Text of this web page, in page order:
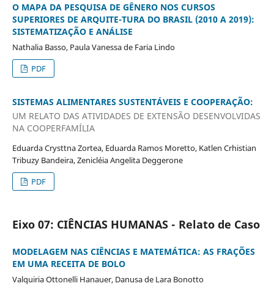
O MAPA DA PESQUISA DE GÊNERO NOS CURSOS
SUPERIORES DE ARQUITE-TURA DO BRASIL (2010 A 2019):
SISTEMATIZAÇÃO E ANÁLISE
Nathalia Basso, Paula Vanessa de Faria Lindo
PDF
SISTEMAS ALIMENTARES SUSTENTÁVEIS E COOPERAÇÃO:
UM RELATO DAS ATIVIDADES DE EXTENSÃO DESENVOLVIDAS
NA COOPERFAMÍLIA
Eduarda Crysttna Zortea, Eduarda Ramos Moretto, Katlen Crhistian
Tribuzy Bandeira, Zenicléia Angelita Deggerone
PDF
Eixo 07: CIÊNCIAS HUMANAS - Relato de Caso
MODELAGEM NAS CIÊNCIAS E MATEMÁTICA: AS FRAÇÕES
EM UMA RECEITA DE BOLO
Valquiria Ottonelli Hanauer, Danusa de Lara Bonotto